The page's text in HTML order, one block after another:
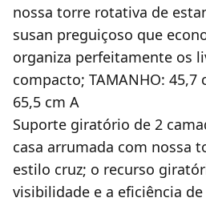
nossa torre rotativa de
susan preguiçoso que
organiza perfeitamente os
compacto; TAMANHO: 45,7
65,5 cm A
Suporte giratório de 2
casa arrumada com nossa
estilo cruz; o recurso
visibilidade e a eficiência